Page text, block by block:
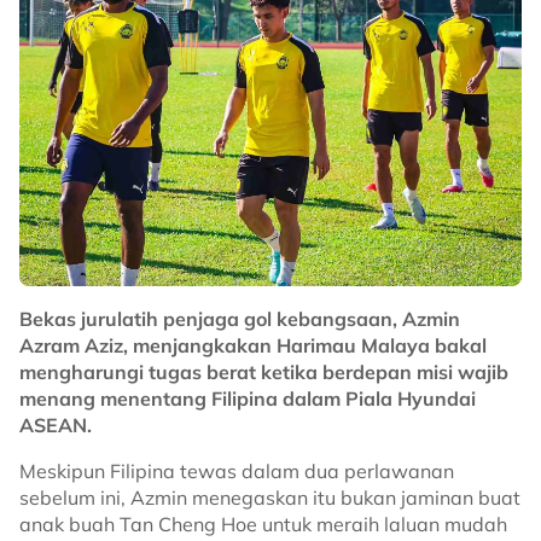
Bekas jurulatih penjaga gol kebangsaan, Azmin
Azram Aziz, menjangkakan Harimau Malaya bakal
mengharungi tugas berat ketika berdepan misi wajib
menang menentang Filipina dalam Piala Hyundai
ASEAN.
Meskipun Filipina tewas dalam dua perlawanan
sebelum ini, Azmin menegaskan itu bukan jaminan buat
anak buah Tan Cheng Hoe untuk meraih laluan mudah